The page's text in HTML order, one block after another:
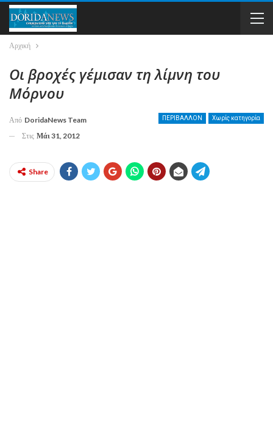
Αρχική
Οι βροχές γέμισαν τη λίμνη του
Μόρνου
ΠΕΡΙΒΑΛΛΟΝ Χωρίς κατηγορία
Από DoridaNews Team
Στις Μάι 31, 2012
Share